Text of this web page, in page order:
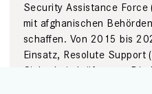
Security Assistance Force
mit afghanischen
schaffen. Von 2015 bis
Einsatz, Resolute Support
Sicherheitskräfte aus. Die